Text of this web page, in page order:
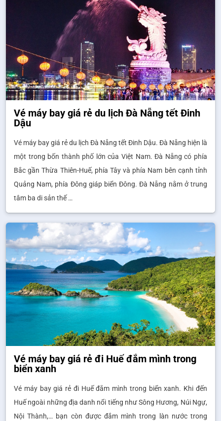
Vé máy bay giá rẻ du lịch Đà Nẵng tết Đinh
Dậu
Vé máy bay giá rẻ du lịch Đà Nẵng tết Đinh Dậu. Đà Nẵng hiện là
một trong bốn thành phố lớn của Việt Nam. Đà Nẵng có phía
Bắc gần Thừa Thiên-Huế, phía Tây và phía Nam bên cạnh tỉnh
Quảng Nam, phía Đông giáp biển Đông. Đà Nẵng nằm ở trung
tâm ba di sản thế …
Vé máy bay giá rẻ đi Huế đắm mình trong
biển xanh
Vé máy bay giá rẻ đi Huế đắm mình trong biển xanh. Khi đến
Huế ngoài những địa danh nổi tiếng như Sông Hương, Núi Ngự,
Nội Thành,… bạn còn được đắm mình trong làn nước trong